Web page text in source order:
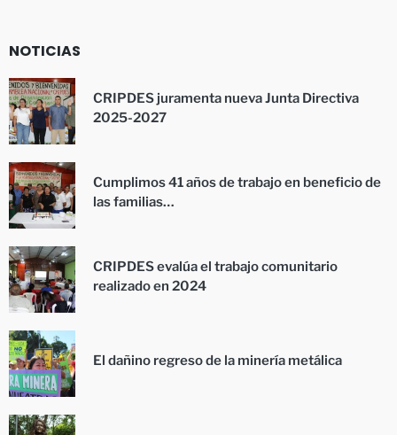
NOTICIAS
CRIPDES juramenta nueva Junta Directiva
2025-2027
Cumplimos 41 años de trabajo en beneficio de
las familias…
CRIPDES evalúa el trabajo comunitario
realizado en 2024
El dañino regreso de la minería metálica